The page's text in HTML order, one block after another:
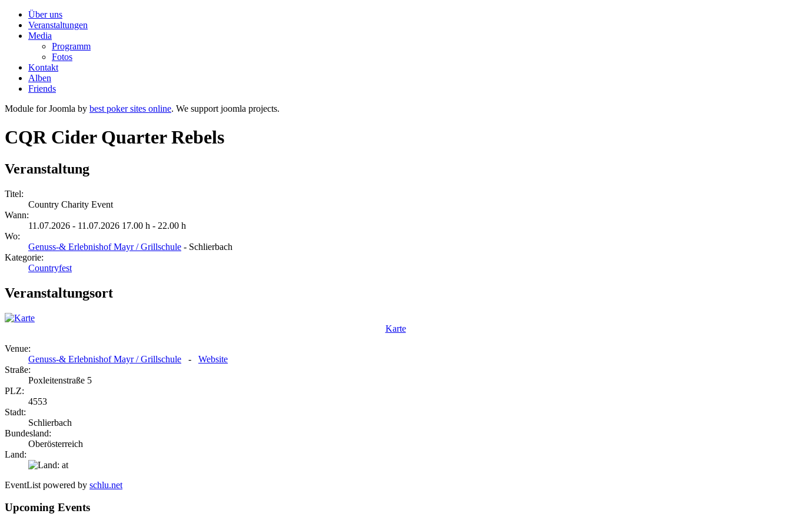
Über uns
Veranstaltungen
Media
Programm
Fotos
Kontakt
Alben
Friends
Module for Joomla by best poker sites online. We support joomla projects.
CQR Cider Quarter Rebels
Veranstaltung
Titel:
Country Charity Event
Wann:
11.07.2026 - 11.07.2026 17.00 h - 22.00 h
Wo:
Genuss-& Erlebnishof Mayr / Grillschule - Schlierbach
Kategorie:
Countryfest
Veranstaltungsort
Karte
Venue:
Genuss-& Erlebnishof Mayr / Grillschule - Website
Straße:
Poxleitenstraße 5
PLZ:
4553
Stadt:
Schlierbach
Bundesland:
Oberösterreich
Land:
EventList powered by schlu.net
Upcoming Events